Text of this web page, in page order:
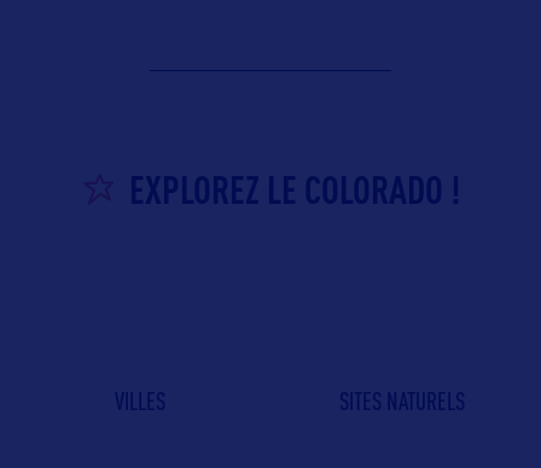
EXPLOREZ LE COLORADO !
VILLES SITES NATURELS